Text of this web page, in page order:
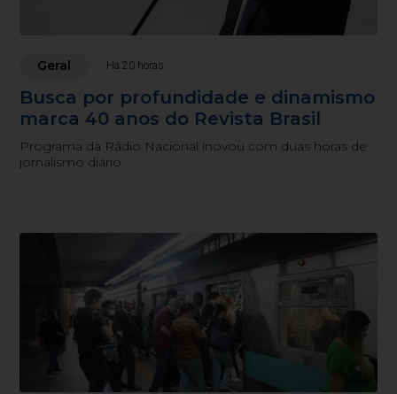
Geral Há 20 horas
Busca por profundidade e dinamismo
marca 40 anos do Revista Brasil
Programa da Rádio Nacional inovou com duas horas de
jornalismo diário